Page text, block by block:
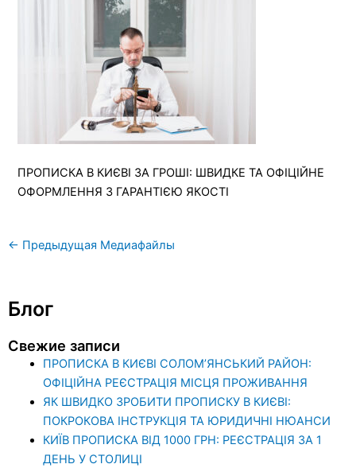
ПРОПИСКА В КИЄВІ ЗА ГРОШІ: ШВИДКЕ ТА ОФІЦІЙНЕ
ОФОРМЛЕННЯ З ГАРАНТІЄЮ ЯКОСТІ
← Предыдущая Медиафайлы
Блог
Свежие записи
ПРОПИСКА В КИЄВІ СОЛОМ’ЯНСЬКИЙ РАЙОН:
ОФІЦІЙНА РЕЄСТРАЦІЯ МІСЦЯ ПРОЖИВАННЯ
ЯК ШВИДКО ЗРОБИТИ ПРОПИСКУ В КИЄВІ:
ПОКРОКОВА ІНСТРУКЦІЯ ТА ЮРИДИЧНІ НЮАНСИ
КИЇВ ПРОПИСКА ВІД 1000 ГРН: РЕЄСТРАЦІЯ ЗА 1
ДЕНЬ У СТОЛИЦІ